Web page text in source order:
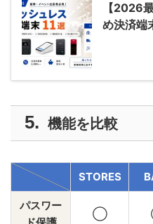
【2026
め決済端
機能を比較
STORES
パスワー
◯